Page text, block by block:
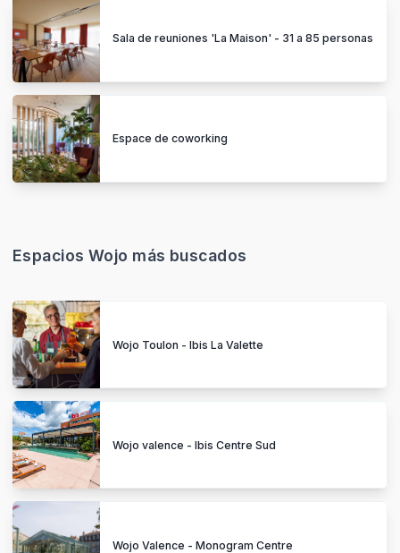
Sala de reuniones 'La Maison' - 31 a 85 personas
Espace de coworking
Espacios Wojo más buscados
Wojo Toulon - Ibis La Valette
Wojo valence - Ibis Centre Sud
Wojo Valence - Monogram Centre